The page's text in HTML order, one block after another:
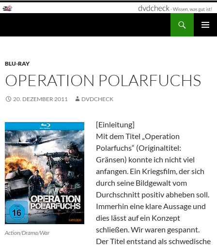
Zum
BLU-RAY
OPERATION POLARFUCHS
20. DEZEMBER 2011 DVDCHECK
Action/Drama/War
[Einleitung]
Mit dem Titel „Operation
Polarfuchs“ (Originaltitel:
Gränsen) konnte ich nicht viel
anfangen. Ein Kriegsfilm, der sich
durch seine Bildgewalt vom
Durchschnitt positiv abheben soll.
Immerhin eine klare Aussage und
dies lässt auf ein Konzept
schließen. Wir waren gespannt.
Der Titel entstand als schwedische